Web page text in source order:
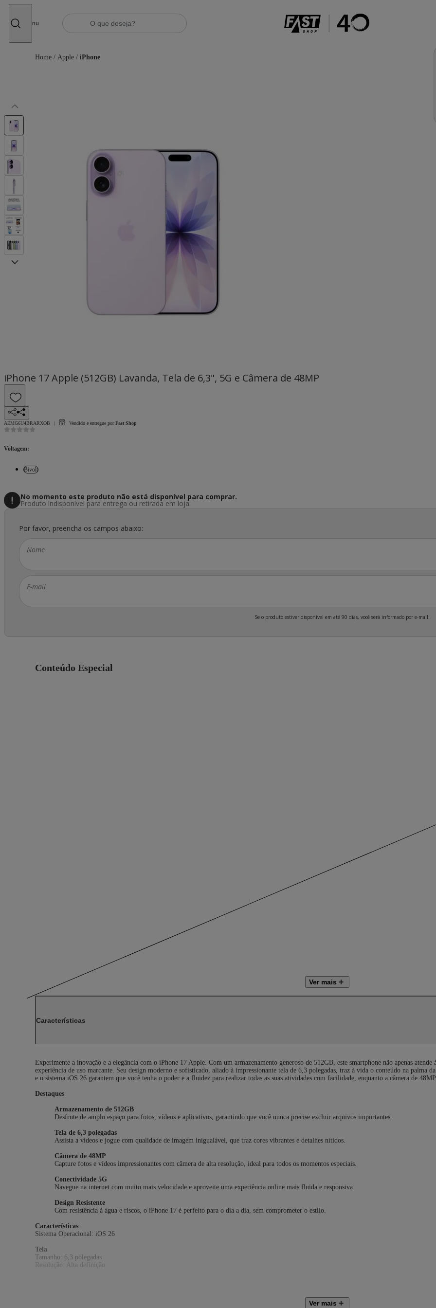
Menu
Home / Apple / iPhone
iPhone 17 Apple (512GB) Lavanda, Tela de 6,3", 5G e Câmera de 48MP
AEMG6U4BRARXOB Vendido e entregue por Fast Shop
Voltagem:
Bivolt
No momento este produto não está disponível para comprar.
Produto indisponível para entrega ou retirada em loja.
Por favor, preencha os campos abaixo:
Nome
E-mail
Se o produto estiver disponível em até 90 dias, você será informado por e-mail.
Conteúdo Especial
Ver mais
Características
Experimente a inovação e a elegância com o iPhone 17 Apple. Com um armazenamento generoso de 512GB, este smartphone não apenas atende
experiência de uso marcante. Seu design moderno e sofisticado, aliado à impressionante tela de 6,3 polegadas, traz à vida o conteúdo na palma
e o sistema iOS 26 garantem que você tenha o poder e a fluidez para realizar todas as suas atividades com facilidade, enquanto a câmera de
Destaques
Armazenamento de 512GB
Desfrute de amplo espaço para fotos, vídeos e aplicativos, garantindo que você nunca precise excluir arquivos importantes.
Tela de 6,3 polegadas
Assista a vídeos e jogue com qualidade de imagem inigualável, que traz cores vibrantes e detalhes nítidos.
Câmera de 48MP
Capture fotos e vídeos impressionantes com câmera de alta resolução, ideal para todos os momentos especiais.
Conectividade 5G
Navegue na internet com muito mais velocidade e aproveite uma experiência online mais fluida e responsiva.
Design Resistente
Com resistência à água e riscos, o iPhone 17 é perfeito para o dia a dia, sem comprometer o estilo.
Características
Sistema Operacional: iOS 26
Tela
Tamanho: 6,3 polegadas
Resolução: Alta definição
Ver mais